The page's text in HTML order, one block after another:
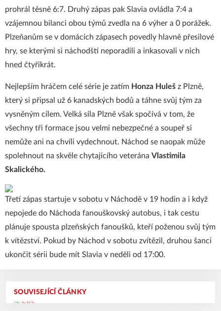
prohrál těsně 6:7. Druhý zápas pak Slavia ovládla 7:4 a
vzájemnou bilanci obou týmů zvedla na 6 výher a 0 porážek.
Plzeňanům se v domácích zápasech povedly hlavně přesilové
hry, se kterými si náchodští neporadili a inkasovali v nich
hned čtyřikrát.
Nejlepším hráčem celé série je zatím Honza Huleš z Plzně,
který si připsal už 6 kanadských bodů a táhne svůj tým za
vysněným cílem. Velká síla Plzně však spočívá v tom, že
všechny tři formace jsou velmi nebezpečné a soupeř si
nemůže ani na chvíli vydechnout. Náchod se naopak může
spolehnout na skvěle chytajícího veterána Vlastimila
Skalického.
Třetí zápas startuje v sobotu v Náchodě v 19 hodin a i když
nepojede do Náchoda fanouškovský autobus, i tak cestu
plánuje spousta plzeňských fanoušků, kteří poženou svůj tým
k vítězství. Pokud by Náchod v sobotu zvítězil, druhou šanci
ukončit sérii bude mít Slavia v neděli od 17:00.
SOUVISEJÍCÍ ČLÁNKY